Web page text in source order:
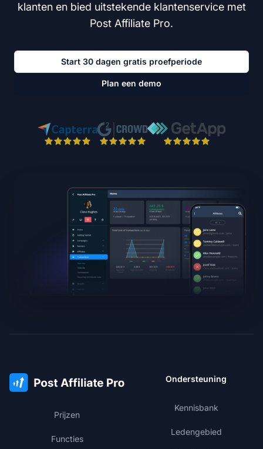
klanten en bied uitstekende klantenservice met
Post Affiliate Pro.
Start 30 dagen gratis proefperiode
Plan een demo
Prijzen
Functies
Ondersteuning
Kennisbank
Ledengebied